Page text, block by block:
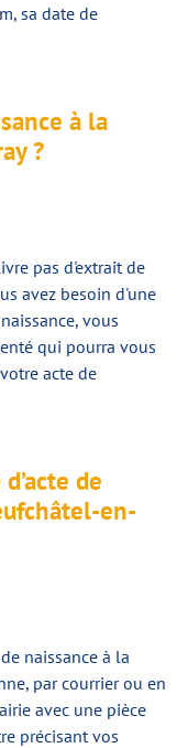
sa date de
à la
?
pas d'extrait de
avez besoin d'une
vous
qui pourra vous
acte de
de
en-
naissance à la
par courrier ou en
avec une pièce
précisant vos